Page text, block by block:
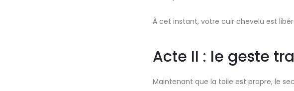
À cet instant, votre cuir chevelu est
Acte II : le geste
Maintenant que la toile est propre, le